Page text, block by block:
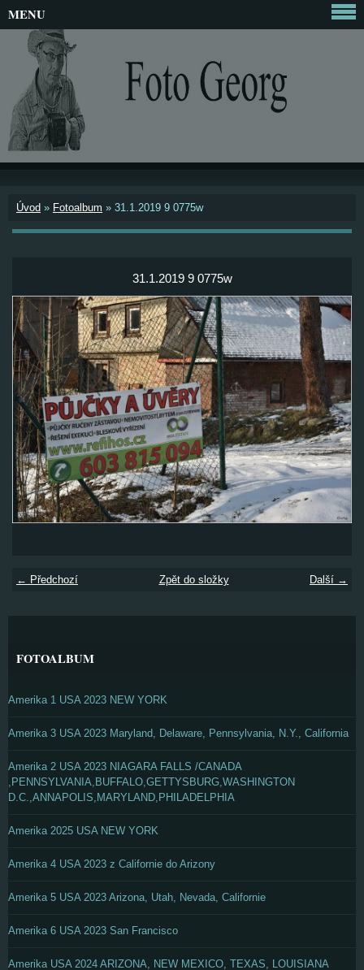
Úvod » Fotoalbum » 31.1.2019 9 0775w
31.1.2019 9 0775w
← Předchozí Další →
Zpět do složky
MENU
FOTOALBUM
Amerika 1 USA 2023 NEW YORK
Amerika 3 USA 2023 Maryland, Delaware, Pennsylvania, N.Y., California
Amerika 2 USA 2023 NIAGARA FALLS /CANADA
,PENNSYLVANIA,BUFFALO,GETTYSBURG,WASHINGTON
D.C.,ANNAPOLIS,MARYLAND,PHILADELPHIA
Amerika 2025 USA NEW YORK
Amerika 4 USA 2023 z Californie do Arizony
Amerika 5 USA 2023 Arizona, Utah, Nevada, Californie
Amerika 6 USA 2023 San Francisco
Amerika USA 2024 ARIZONA, NEW MEXICO, TEXAS, LOUISIANA